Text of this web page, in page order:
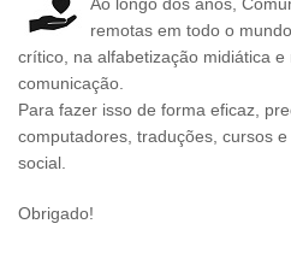
remotas em todo o
crítico, na alfabetização midiática
comunicação.
Para fazer isso de forma eficaz,
computadores, traduções, cursos
social.
Obrigado!